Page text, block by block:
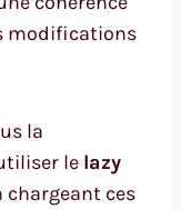
modifications
la
le lazy
chargeant ces